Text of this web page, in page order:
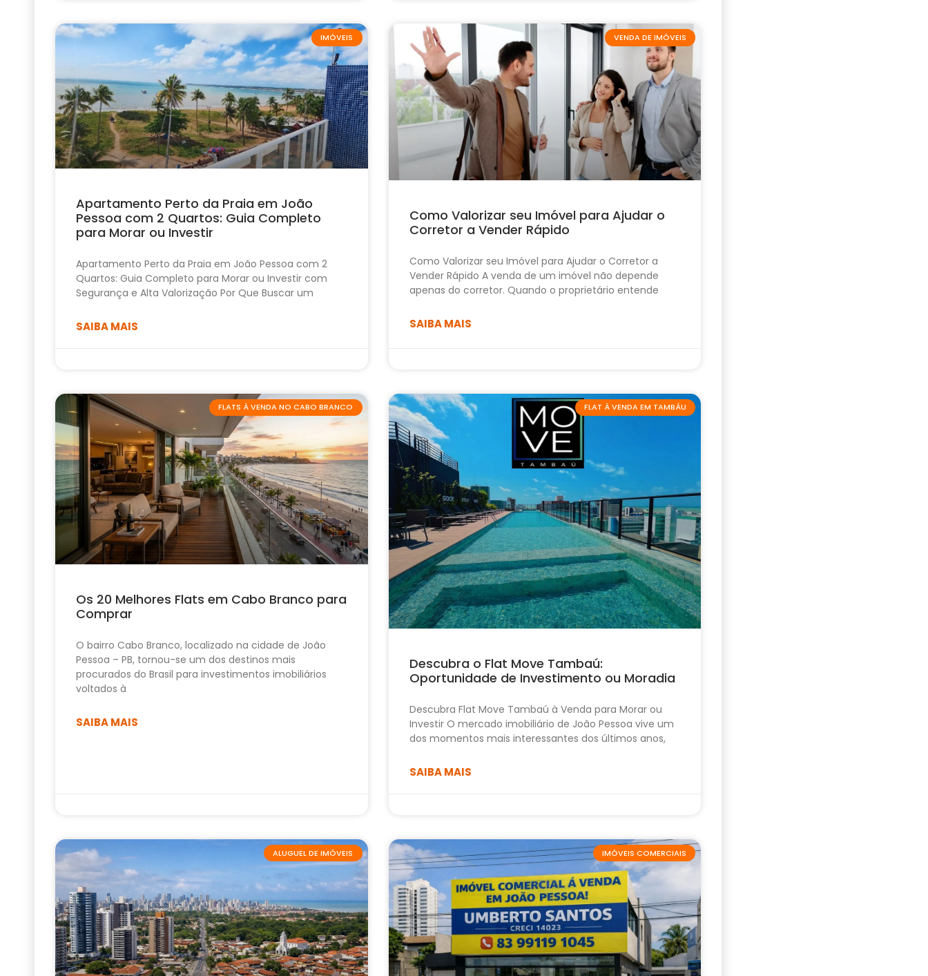
IMÓVEIS
Apartamento Perto da Praia em João
Pessoa com 2 Quartos: Guia Completo
para Morar ou Investir
Apartamento Perto da Praia em João Pessoa com 2
Quartos: Guia Completo para Morar ou Investir com
Segurança e Alta Valorização Por Que Buscar um
SAIBA MAIS
VENDA DE IMÓVEIS
Como Valorizar seu Imóvel para Ajudar o
Corretor a Vender Rápido
Como Valorizar seu Imóvel para Ajudar o Corretor a
Vender Rápido A venda de um imóvel não depende
apenas do corretor. Quando o proprietário entende
SAIBA MAIS
FLATS À VENDA NO CABO BRANCO
Os 20 Melhores Flats em Cabo Branco para
Comprar
O bairro Cabo Branco, localizado na cidade de João
Pessoa – PB, tornou-se um dos destinos mais
procurados do Brasil para investimentos imobiliários
voltados à
SAIBA MAIS
FLAT À VENDA EM TAMBÁU
Descubra o Flat Move Tambaú:
Oportunidade de Investimento ou Moradia
Descubra Flat Move Tambaú à Venda para Morar ou
Investir O mercado imobiliário de João Pessoa vive um
dos momentos mais interessantes dos últimos anos,
SAIBA MAIS
ALUGUEL DE IMÓVEIS IMÓVEIS COMERCIAIS